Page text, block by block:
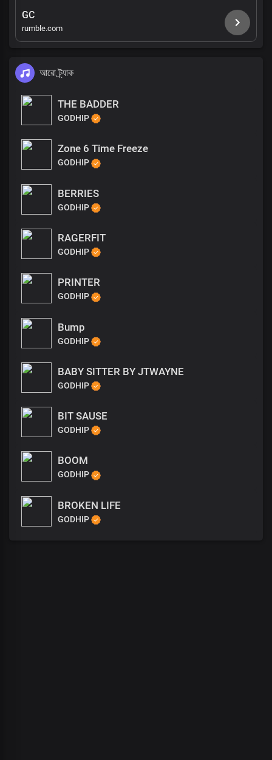
GC
rumble.com
আরো ট্র্যাক
THE BADDER
GODHIP
Zone 6 Time Freeze
GODHIP
BERRIES
GODHIP
RAGERFIT
GODHIP
PRINTER
GODHIP
Bump
GODHIP
BABY SITTER BY JTWAYNE
GODHIP
BIT SAUSE
GODHIP
BOOM
GODHIP
BROKEN LIFE
GODHIP